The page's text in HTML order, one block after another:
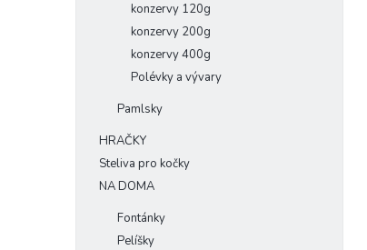
konzervy 120g
konzervy 200g
konzervy 400g
Polévky a vývary
Pamlsky
HRAČKY
Steliva pro kočky
NA DOMA
Fontánky
Pelíšky